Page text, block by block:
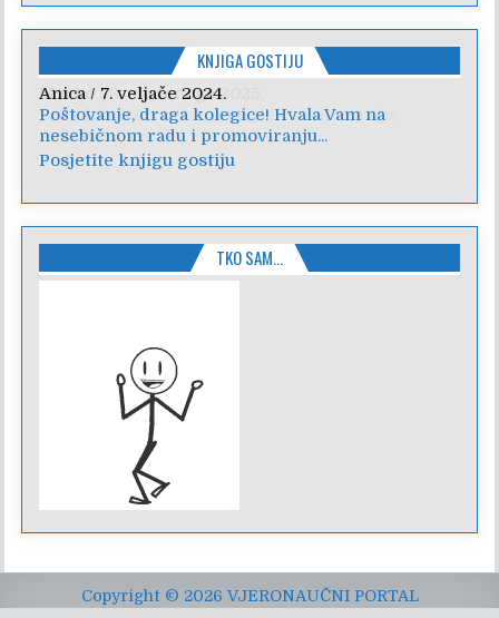
KNJIGA GOSTIJU
Anica / 7. veljače 2024.
Poštovanje, draga kolegice! Hvala Vam na
nesebičnom radu i promoviranju...
Posjetite knjigu gostiju
TKO SAM…
Copyright © 2026 VJERONAUČNI PORTAL